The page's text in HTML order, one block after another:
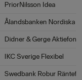
PriorNilsson Idea
Ålandsbanken Nordiska
Didner & Gerge Aktiefond
IKC Sverige Flexibel
Swedbank Robur